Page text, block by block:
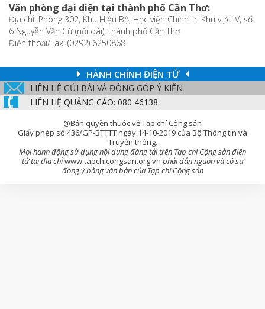
Văn phòng đại diện tại thành phố Cần Thơ:
Địa chỉ: Phòng 302, Khu Hiệu Bộ, Học viện Chính trị Khu vực IV, số
6 Nguyễn Văn Cừ (nối dài), thành phố Cần Thơ
Điện thoại/Fax: (0292) 6250868
HÀNH CHÍNH ĐIỆN TỬ
LIÊN HỆ GỬI BÀI VÀ ĐÓNG GÓP Ý KIẾN
LIÊN HỆ QUẢNG CÁO: 080 46138
@Bản quyền thuộc về Tạp chí Cộng sản
Giấy phép số 436/GP-BTTTT ngày 14-10-2019 của Bộ Thông tin và
Truyền thông.
Mọi hành động sử dụng nội dung đăng tải trên Tạp chí Cộng sản điện
tử tại địa chỉwww.tapchicongsan.org.vn phải dẫn nguồn và có sự
đồng ý bằng văn bản của Tạp chí Cộng sản